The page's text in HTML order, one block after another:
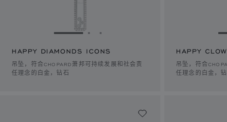
转到幻灯片 1转到幻灯片 2
转到幻灯片 3
HAPPY DIAMONDS ICONS
吊坠，符合CHOPARD萧邦可持续发展和社会责
任理念的白金，钻石
HAPPY
吊坠，符合
任理念的白金，